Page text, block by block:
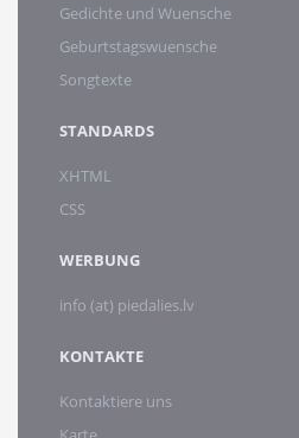
Gedichte und Wuensche
Geburtstagswuensche
Songtexte
STANDARDS
XHTML
CSS
WERBUNG
info (at) piedalies.lv
KONTAKTE
Kontaktiere uns